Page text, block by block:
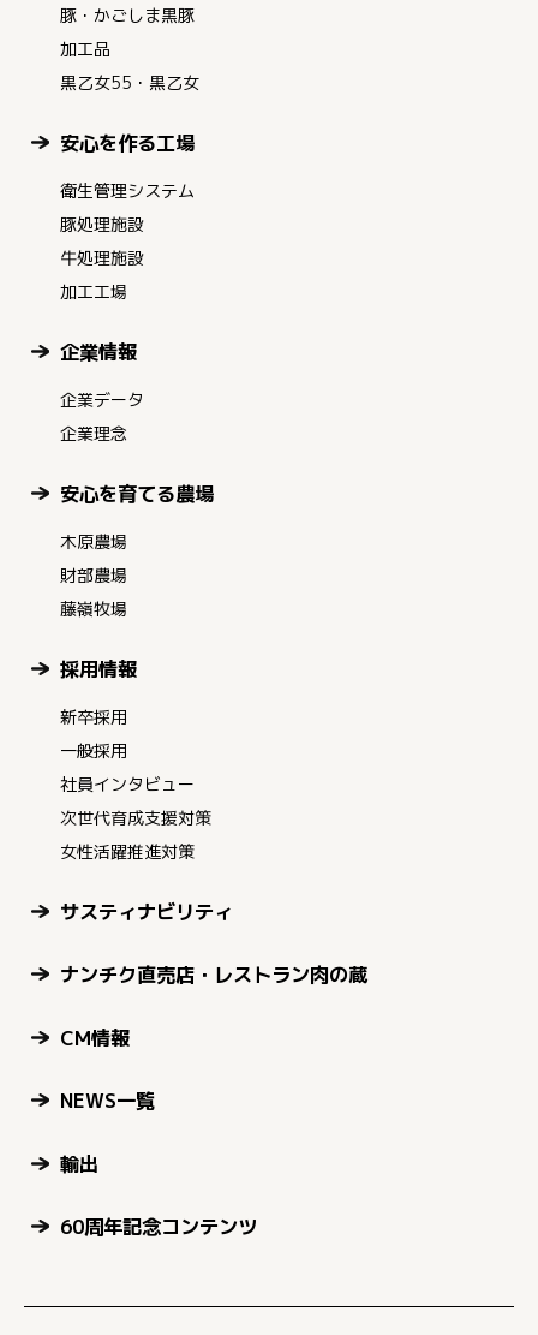
豚・かごしま黒豚
加工品
黒乙女55・黒乙女
安心を作る工場
衛生管理システム
豚処理施設
牛処理施設
加工工場
企業情報
企業データ
企業理念
安心を育てる農場
木原農場
財部農場
藤嶺牧場
採用情報
新卒採用
一般採用
社員インタビュー
次世代育成支援対策
女性活躍推進対策
サスティナビリティ
ナンチク直売店・レストラン肉の蔵
CM情報
NEWS一覧
輸出
60周年記念コンテンツ